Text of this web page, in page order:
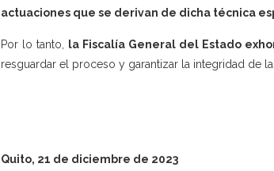
actuaciones que se derivan de dicha técnica
Por lo tanto, la Fiscalía General del Estado
resguardar el proceso y garantizar la integridad de
Quito, 21 de diciembre de 2023